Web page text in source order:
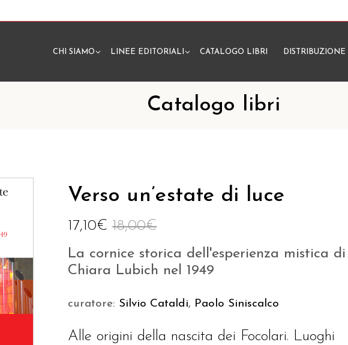
CHI SIAMO LINEE EDITORIALI CATALOGO LIBRI DISTRIBUZIONE
Catalogo libri
Verso un’estate di luce
18,00€
17,10€
La cornice storica dell'esperienza mistica di
Chiara Lubich nel 1949
curatore: Silvio Cataldi, Paolo Siniscalco
Alle origini della nascita dei Focolari. Luoghi